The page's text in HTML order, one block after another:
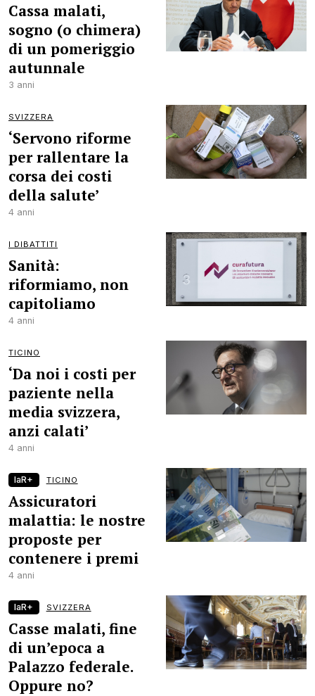
Cassa malati,
sogno (o chimera)
di un pomeriggio
autunnale
3 anni
SVIZZERA
‘Servono riforme
per rallentare la
corsa dei costi
della salute’
4 anni
I DIBATTITI
Sanità:
riformiamo, non
capitoliamo
4 anni
TICINO
‘Da noi i costi per
paziente nella
media svizzera,
anzi calati’
4 anni
laR+ TICINO
Assicuratori
malattia: le nostre
proposte per
contenere i premi
4 anni
laR+ SVIZZERA
Casse malati, fine
di un’epoca a
Palazzo federale.
Oppure no?